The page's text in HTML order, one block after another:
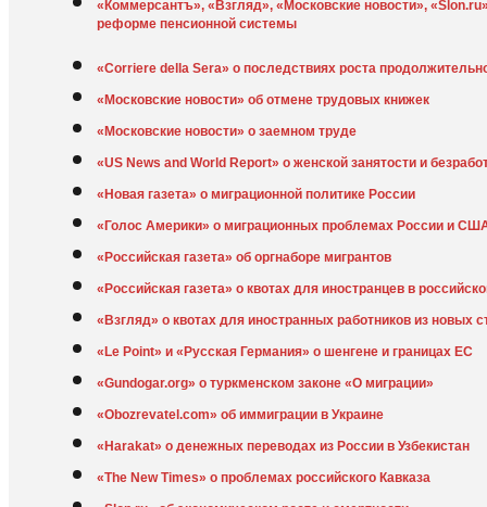
«Коммерсантъ», «Взгляд», «Московские новости»,
реформе пенсионной системы
«Corriere della Sera» о последствиях роста
«Московские новости» об отмене трудовых книжек
«Московские новости» о заемном труде
«US News and World Report» о женской занятости и
«Новая газета» о миграционной политике России
«Голос Америки» о миграционных проблемах России и
«Российская газета» об оргнаборе мигрантов
«Российская газета» о квотах для иностранцев в
«Взгляд» о квотах для иностранных работников из новых
«Le Point» и «Русская Германия» о шенгене и границах ЕС
«Gundogar.org» о туркменском законе «О миграции»
«Obozrevatel.com» об иммиграции в Украине
«Harakat» о денежных переводах из России в Узбекистан
«The New Times» о проблемах российского Кавказа